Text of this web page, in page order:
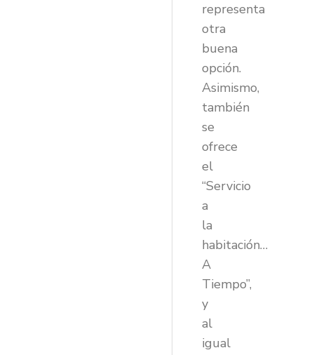
representa
otra
buena
opción.
Asimismo,
también
se
ofrece
el
“Servicio
a
la
habitación…
A
Tiempo”,
y
al
igual